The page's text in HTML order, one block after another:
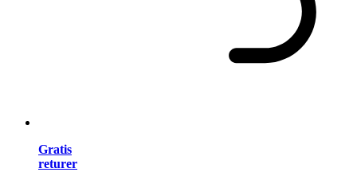
Gratis
returer